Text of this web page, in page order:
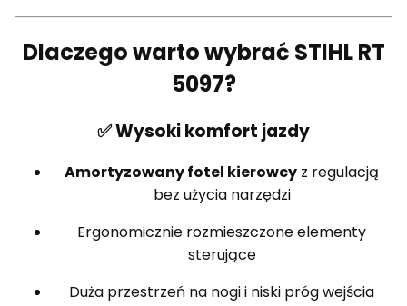
Dlaczego warto wybrać STIHL RT
5097?
✅ Wysoki komfort jazdy
Amortyzowany fotel kierowcy z regulacją
bez użycia narzędzi
Ergonomicznie rozmieszczone elementy
sterujące
Duża przestrzeń na nogi i niski próg wejścia